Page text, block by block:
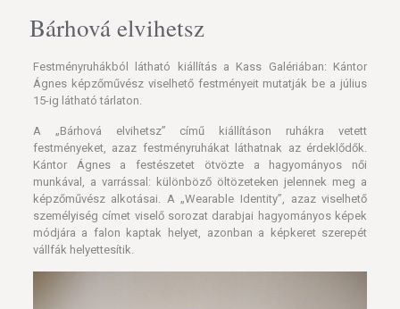
Bárhová elvihetsz
Festményruhákból látható kiállítás a Kass Galériában: Kántor
Ágnes képzőművész viselhető festményeit mutatják be a július
15-ig látható tárlaton.
A „Bárhová elvihetsz” című kiállításon ruhákra vetett
festményeket, azaz festményruhákat láthatnak az érdeklődők.
Kántor Ágnes a festészetet ötvözte a hagyományos női
munkával, a varrással: különböző öltözeteken jelennek meg a
képzőművész alkotásai. A „Wearable Identity”, azaz viselhető
személyiség címet viselő sorozat darabjai hagyományos képek
módjára a falon kaptak helyet, azonban a képkeret szerepét
vállfák helyettesítik.